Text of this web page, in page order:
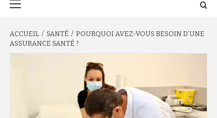
ACCUEIL SANTÉ
POURQUOI AVEZ-VOUS BESOIN D’UNE
ASSURANCE SANTÉ ?